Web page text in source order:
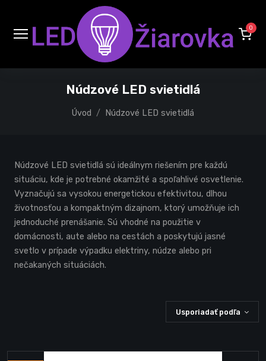
0
Núdzové LED svietidlá
Úvod Núdzové LED svietidlá
Núdzové LED svietidlá sú ideálnym riešením pre každú
situáciu, kde je potrebné okamžité a spoľahlivé osvetlenie.
Vyznačujú sa vysokou energetickou efektivitou, dlhou
životnosťou a kompaktným dizajnom, ktorý umožňuje ich
jednoduché prenášanie. Sú vhodné na použitie v
domácnosti, aute alebo na cestách a poskytujú jasné
svetlo v prípade výpadku elektriny, núdze alebo pri
nečakaných situáciách.
Usporiadať podľa